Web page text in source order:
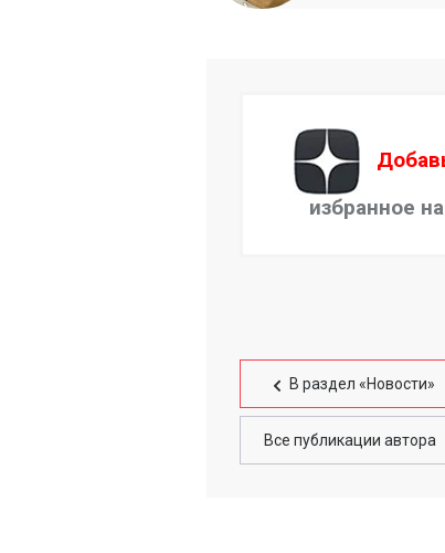
избранное
В раздел «Новости»
Все публикации автора